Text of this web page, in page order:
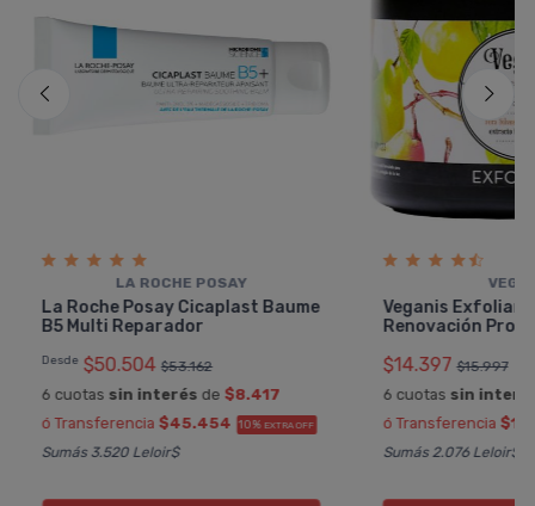
LA ROCHE POSAY
La Roche Posay Cicaplast Baume
B5 Multi Reparador
Desde $50.504 $53.162
6 cuotas sin interés de $8.417
ó Transferencia $45.454 10% EXTRA OFF
Sumás 3.520 Leloir$
Veganis
Renovación
$14.397 $15.997
6 cuotas sin
ó Transferencia
Sumás 2.076 Leloir$